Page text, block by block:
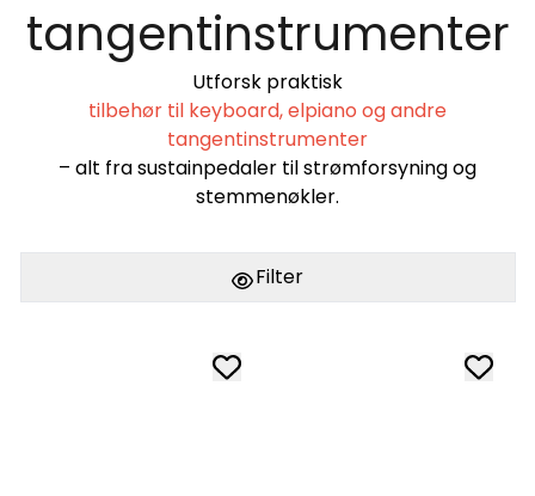
tangentinstrumenter
Utforsk praktisk
tilbehør til keyboard, elpiano og andre
tangentinstrumenter
– alt fra sustainpedaler til strømforsyning og
stemmenøkler.
Filter